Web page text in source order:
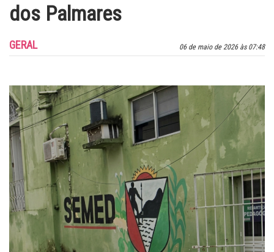
dos Palmares
06 de maio de 2026 às 07:48
GERAL